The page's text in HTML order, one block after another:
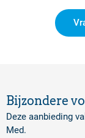
Bijzondere
Deze aanbieding
Med.